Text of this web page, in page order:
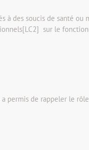
à des soucis de santé ou
sur le
permis de rappeler le